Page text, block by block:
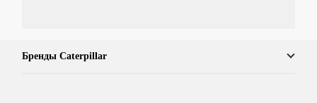
Бренды Caterpillar